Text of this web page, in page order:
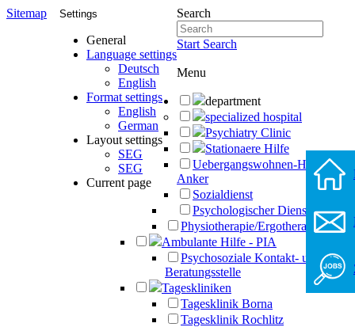
Sitemap Settings
General
Language settings
Deutsch
English
Format settings
English
German
Layout settings
SEG
SEG
Current page
Search
Start Search
Menu
department
specialized hospital
Psychiatry Clinic
Stationaere Hilfe
Uebergangswohnen-Haus-
Anker
Sozialdienst
Psychologischer Dienst
Physiotherapie/Ergotherapie
Ambulante Hilfe - PIA
Psychosoziale Kontakt- und
Beratungsstelle
Tageskliniken
Tagesklinik Borna
Tagesklinik Rochlitz